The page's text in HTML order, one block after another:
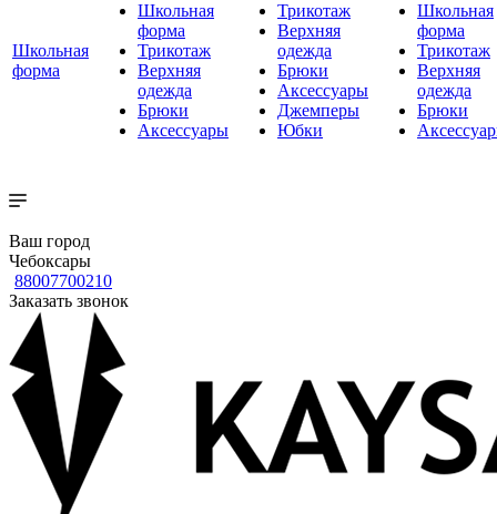
Школьная
форма
Школьная
форма
Трикотаж
Верхняя
одежда
Брюки
Аксессуары
Трикотаж
Верхняя
одежда
Брюки
Аксессуары
Джемперы
Юбки
Школьная
форма
Трикотаж
Верхняя
одежда
Брюки
Ваш город
Чебоксары
88007700210
Заказать звонок